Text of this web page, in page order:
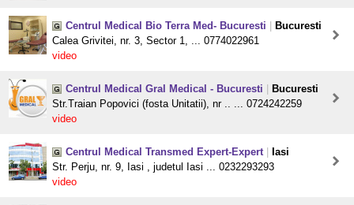
Centrul Medical Bio Terra Med- Bucuresti
Bucuresti
Calea Grivitei, nr. 3, Sector 1, ... 0774022961
video
Centrul Medical Gral Medical - Bucuresti
Bucuresti
Str.Traian Popovici (fosta Unitatii), nr .. ... 0724242259
video
Centrul Medical Transmed Expert-Expert
Iasi
Str. Perju, nr. 9, Iasi , judetul Iasi ... 0232293293
video